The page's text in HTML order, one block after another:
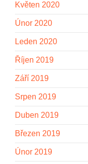
Květen 2020
Únor 2020
Leden 2020
Říjen 2019
Září 2019
Srpen 2019
Duben 2019
Březen 2019
Únor 2019